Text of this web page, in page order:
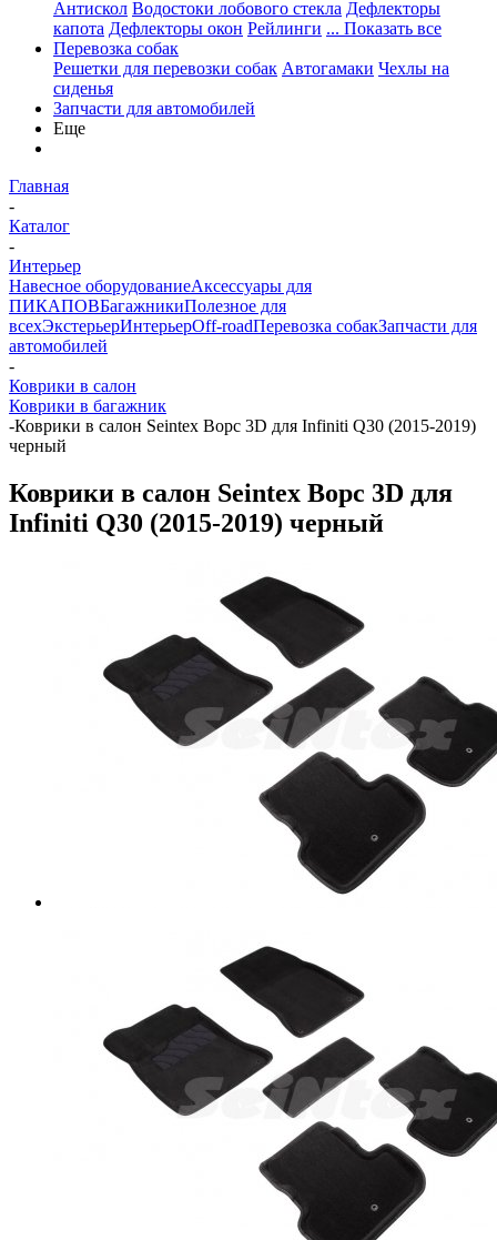
Антискол Водостоки лобового стекла Дефлекторы
капота Дефлекторы окон Рейлинги ... Показать все
Перевозка собак
Решетки для перевозки собак Автогамаки Чехлы на
сиденья
Запчасти для автомобилей
Еще
Главная
-
Каталог
-
Интерьер
Навесное оборудованиеАксессуары для
ПИКАПОВБагажникиПолезное для
всехЭкстерьерИнтерьерOff-roadПеревозка собакЗапчасти для
автомобилей
-
Коврики в салон
Коврики в багажник
-Коврики в салон Seintex Ворс 3D для Infiniti Q30 (2015-2019)
черный
Коврики в салон Seintex Ворс 3D для
Infiniti Q30 (2015-2019) черный